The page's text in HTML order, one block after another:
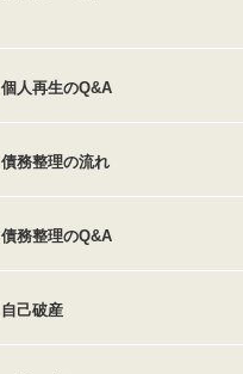
個人再生のQ&A
債務整理の流れ
債務整理のQ&A
自己破産